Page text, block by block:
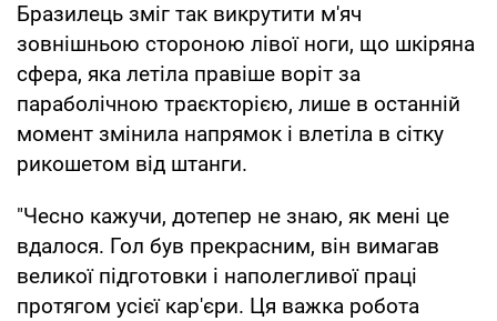
Бразилець зміг так викрутити м'яч
зовнішньою стороною лівої ноги, що шкіряна
сфера, яка летіла правіше воріт за
параболічною траєкторією, лише в останній
момент змінила напрямок і влетіла в сітку
рикошетом від штанги.
"Чесно кажучи, дотепер не знаю, як мені це
вдалося. Гол був прекрасним, він вимагав
великої підготовки і наполегливої праці
протягом усієї кар'єри. Ця важка робота